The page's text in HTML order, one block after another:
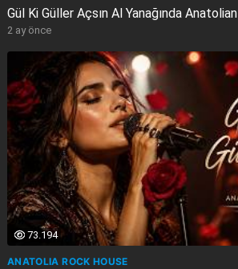
Gül Ki Güller Açsın Al Yanağında Anatolian
2 ay önce
73.194
ANATOLIA ROCK HOUSE